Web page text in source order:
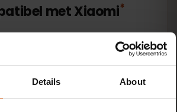
Details About
metXiaomi*